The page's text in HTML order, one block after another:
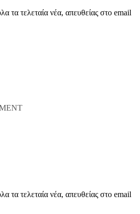
τα τελεταία νέα, απευθείας στο email
τα τελεταία νέα, απευθείας στο email